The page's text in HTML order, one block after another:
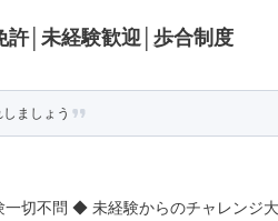
許│未経験歓迎│歩合制度
ましょう
切不問 ◆ 未経験からのチャレンジ大